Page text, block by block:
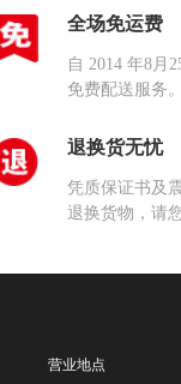
全场免运费
自 2014 年8月
免费配送服务
退换货无忧
凭质保证书及
退换货物，请
营业地点